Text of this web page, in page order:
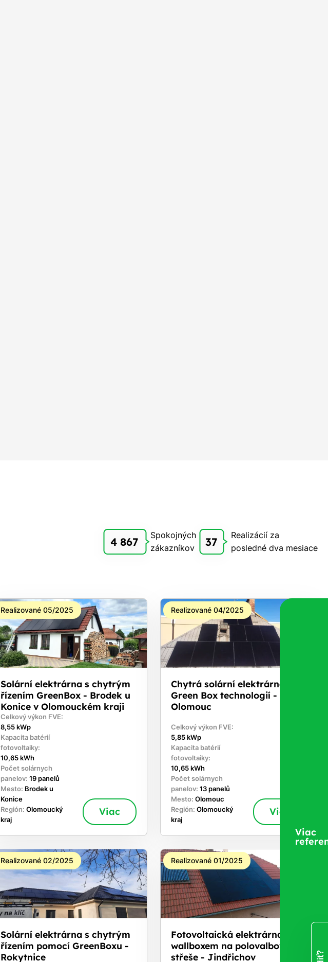
4 867
Spokojných
zákazníkov
37
Realizácií za
posledné dva mesiace
Realizované 05/2025
Solární elektrárna s chytrým
řízením GreenBox - Brodek u
Konice v Olomouckém kraji
Celkový výkon FVE:
8,55 kWp
Kapacita batérií
fotovoltaiky:
10,65 kWh
Počet solárnych
panelov: 19 panelů
Mesto: Brodek u
Konice
Región: Olomoucký
kraj
Viac
Realizované 04/2025
Chytrá solární elektrárna s
Green Box technologií -
Olomouc
Celkový výkon FVE:
5,85 kWp
Kapacita batérií
fotovoltaiky:
10,65 kWh
Počet solárnych
panelov: 13 panelů
Mesto: Olomouc
Región: Olomoucký
kraj
Viac
Realizované 02/2025
Solární elektrárna s chytrým
řízením pomocí GreenBoxu -
Rokytnice
Realizované 01/2025
Fotovoltaická elektrárna s
wallboxem na polovalbové
střeše - Jindřichov
Viac